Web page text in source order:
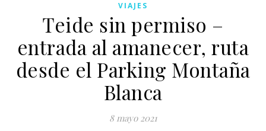
VIAJES
Teide sin permiso –
entrada al amanecer, ruta
desde el Parking Montaña
Blanca
8 mayo 2021